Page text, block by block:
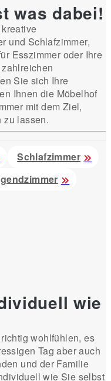
was dabei!
und Schlafzimmer,
Esszimmer oder Ihre
Sie sich Ihre
Ihnen die Möbelhof
mit dem Ziel,
zu lassen.
Schlafzimmer
wie
wohlfühlen, es
Tag aber auch
und der Familie
wie Sie selbst